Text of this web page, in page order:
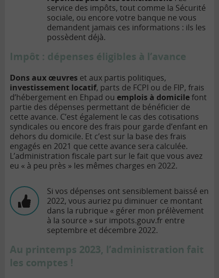
service des impôts, tout comme la Sécurité
sociale, ou encore votre banque ne vous
demandent jamais ces informations : ils les
possèdent déjà.
Impôt : dépenses éligibles à l’avance
Dons aux œuvres et aux partis politiques,
investissement locatif, parts de FCPI ou de FIP, frais
d’hébergement en Ehpad ou emplois à domicilefont
partie des dépenses permettant de bénéficier de
cette avance. C’est également le cas des cotisations
syndicales ou encore des frais pour garde d’enfant en
dehors du domicile. Et c’est sur la base des frais
engagés en 2021 que cette avance sera calculée.
L’administration fiscale part sur le fait que vous avez
eu « à peu près » les mêmes charges en 2022.
Si vos dépenses ont sensiblement baissé en
2022, vous auriez pu diminuer ce montant
dans la rubrique « gérer mon prélèvement
à la source » sur impots.gouv.fr entre
septembre et décembre 2022.
Au printemps 2023, l’administration fait
les comptes !